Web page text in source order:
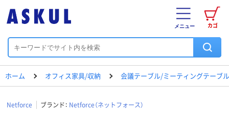
カゴ
メニュー
ホーム オフィス家具/収納 会議テーブル/ミーティングテーブル
Netforce ブランド： Netforce（ネットフォース）